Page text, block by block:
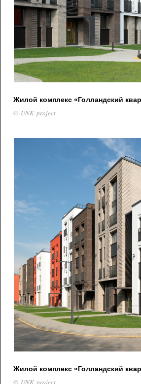
Жилой комплекс «Голландский
© UNK project
Жилой комплекс «Голландский
© UNK project